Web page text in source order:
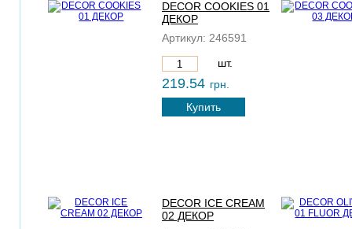
DECOR COOKIES 01
ДЕКОР
Артикул: 246591
шт.
219.54 грн.
Купить
DECOR ICE CREAM
02 ДЕКОР